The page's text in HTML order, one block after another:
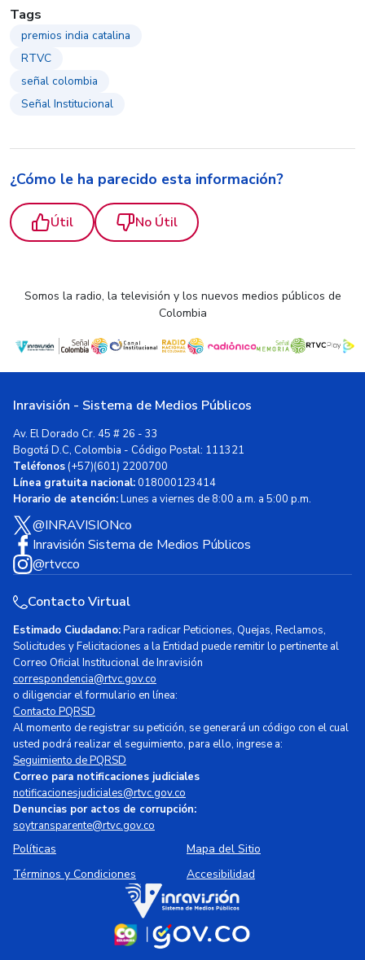
Tags
premios india catalina
RTVC
señal colombia
Señal Institucional
¿Cómo le ha parecido esta información?
Útil No Útil
Somos la radio, la televisión y los nuevos medios públicos de
Colombia
Inravisión - Sistema de Medios Públicos
Av. El Dorado Cr. 45 # 26 - 33
Bogotá D.C, Colombia - Código Postal: 111321
Teléfonos(+57)(601) 2200700
Línea gratuita nacional:018000123414
Horario de atención:Lunes a viernes de 8:00 a.m. a 5:00 p.m.
@INRAVISIONco
Inravisión Sistema de Medios Públicos
@rtvcco
Contacto Virtual
Estimado Ciudadano:Para radicar Peticiones, Quejas, Reclamos,
Solicitudes y Felicitaciones a la Entidad puede remitir lo pertinente al
Correo Oficial Institucional de Inravisión
correspondencia@rtvc.gov.co
o diligenciar el formulario en línea:
Contacto PQRSD
Al momento de registrar su petición, se generará un código con el cual
usted podrá realizar el seguimiento, para ello, ingrese a:
Seguimiento de PQRSD
Correo para notificaciones judiciales
notificacionesjudiciales@rtvc.gov.co
Denuncias por actos de corrupción:
soytransparente@rtvc.gov.co
Políticas
Mapa del Sitio
Términos y Condiciones
Accesibilidad